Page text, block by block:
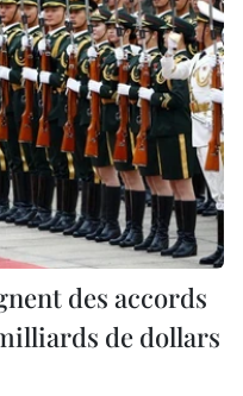
des accords
de dollars